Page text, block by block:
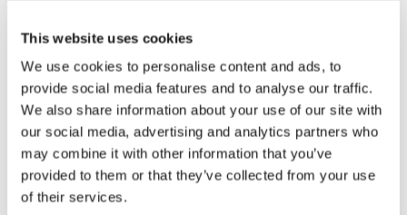
This website uses cookies
We use cookies to personalise content and ads, to
provide social media features and to analyse our traffic.
We also share information about your use of our site with
our social media, advertising and analytics partners who
may combine it with other information that you’ve
provided to them or that they’ve collected from your use
of their services.
nybygge